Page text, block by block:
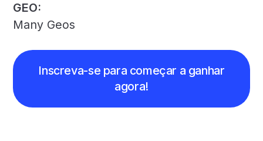
GEO:
Many Geos
Inscreva-se para começar a ganhar
agora!